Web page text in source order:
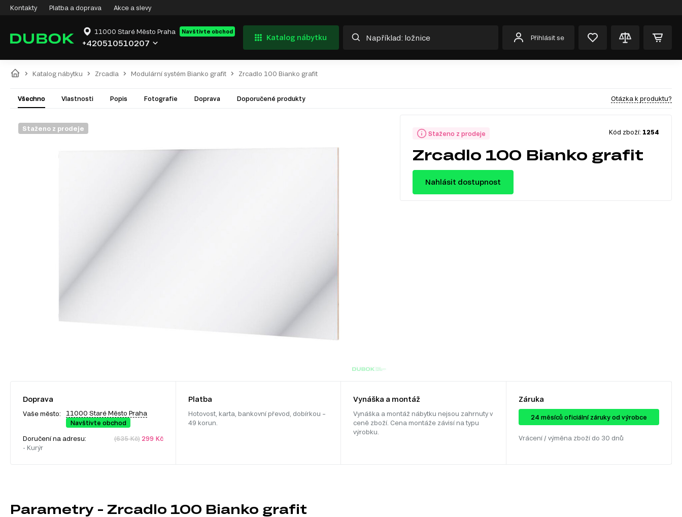
Kontakty Platba a doprava Akce a slevy
11000 Staré Město Praha Navštivte obchod
+420510510207
Katalog nábytku Přihlásit se
Katalog nábytku Zrcadla Modulární systém Bianko grafit Zrcadlo 100 Bianko grafit
Všechno Vlastnosti Popis Fotografie Doprava Doporučené produkty Otázka k produktu?
Staženo z prodeje
Staženo z prodeje Kód zboží: 1254
Zrcadlo 100 Bianko grafit
Nahlásit dostupnost
Doprava
Vaše město:
11000 Staré Město Praha
Navštivte obchod
Doručení na adresu:
- Kurýr
(635 Kč)299 Kč
Platba
Hotovost, karta, bankovní převod, dobírkou –
49 korun.
Vynáška a montáž
Vynáška a montáž nábytku nejsou zahrnuty v
ceně zboží. Cena montáže závisí na typu
výrobku.
Záruka
24 ​​​​měsíců oficiální záruky od výrobce
Vrácení / výměna zboží do 30 dnů
Parametry - Zrcadlo 100 Bianko grafit